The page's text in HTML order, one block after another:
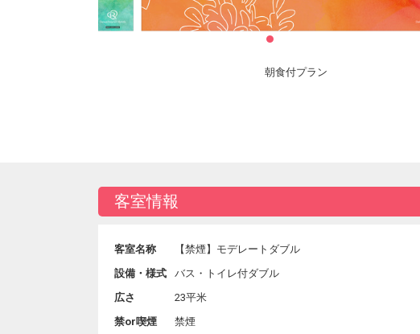
朝食付プラン
客室情報
客室名称
【禁煙】モデレートダブル
設備・様式
バス・トイレ付ダブル
広さ
23平米
禁or喫煙
禁煙